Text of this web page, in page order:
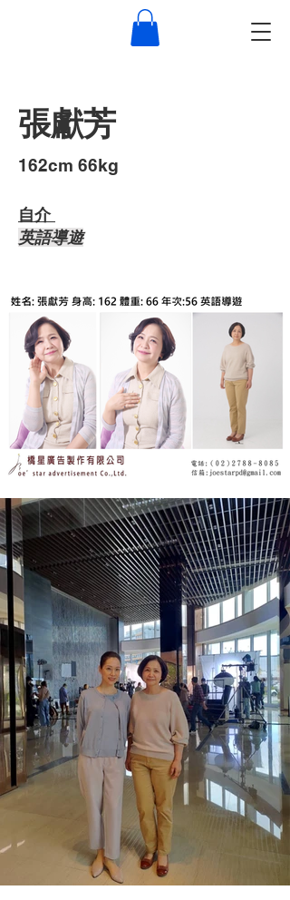
張獻芳
​162cm 66kg
自介 ​
​英語導遊